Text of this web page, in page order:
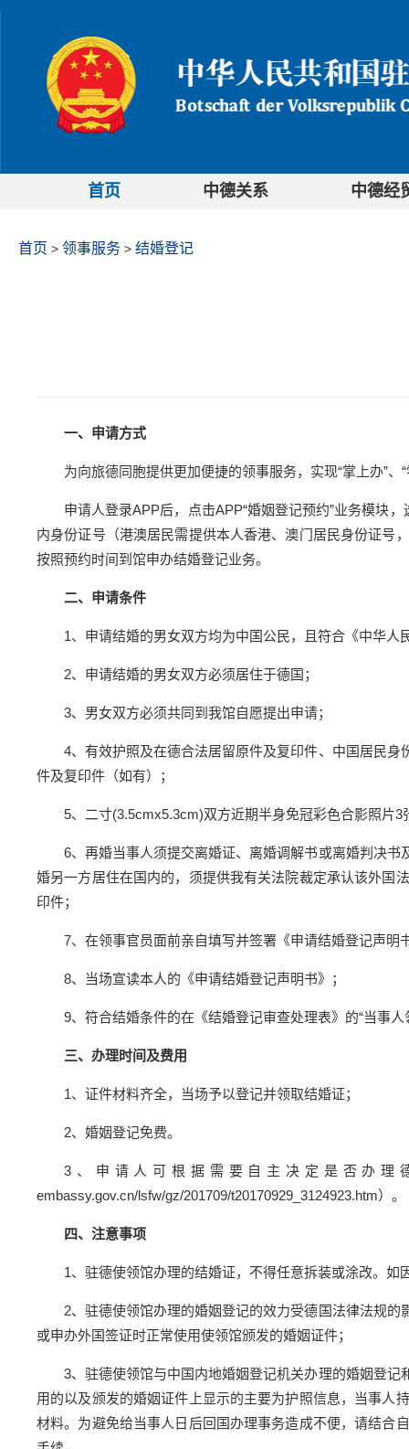
首页 中德关系 中德经
首页 > 领事服务 > 结婚登记
一、申请方式
为向旅德同胞提供更加便捷的领事服务，实现“掌上办”、
申请人登录APP后，点击APP“婚姻登记预约”业务模块
内身份证号（港澳居民需提供本人香港、澳门居民身份证号
按照预约时间到馆申办结婚登记业务。
二、申请条件
1、申请结婚的男女双方均为中国公民，且符合《中华
2、申请结婚的男女双方必须居住于德国；
3、男女双方必须共同到我馆自愿提出申请；
4、有效护照及在德合法居留原件及复印件、中国居民
件及复印件（如有）；
5、二寸(3.5cmx5.3cm)双方近期半身免冠彩色合影照片
6、再婚当事人须提交离婚证、离婚调解书或离婚判决
婚另一方居住在国内的，须提供我有关法院裁定承认该外国
印件；
7、在领事官员面前亲自填写并签署《申请结婚登记声明
8、当场宣读本人的《申请结婚登记声明书》；
9、符合结婚条件的在《结婚登记审查处理表》的“当事
三、办理时间及费用
1、证件材料齐全，当场予以登记并领取结婚证；
2、婚姻登记免费。
3、申请人可根据需要自主决定是否办理
embassy.gov.cn/lsfw/gz/201709/t20170929_3124923.htm）。
四、注意事项
1、驻德使领馆办理的结婚证，不得任意拆装或涂改。
2、驻德使领馆办理的婚姻登记的效力受德国法律法规
或申办外国签证时正常使用使领馆颁发的婚姻证件；
3、驻德使领馆与中国内地婚姻登记机关办理的婚姻登
用的以及颁发的婚姻证件上显示的主要为护照信息，当事人
材料。为避免给当事人日后回国办理事务造成不便，请结合